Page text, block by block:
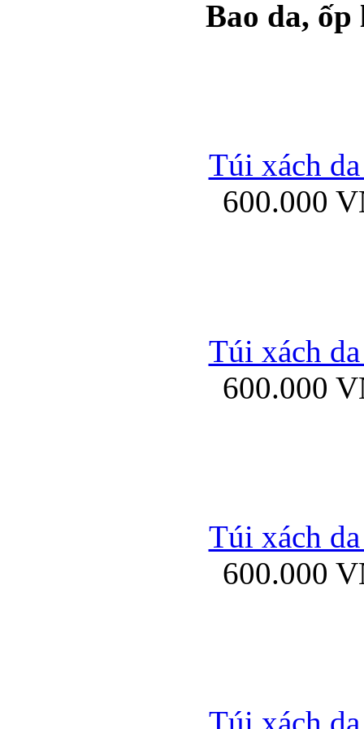
Ốp lưng silicon
Ốp lưng Samsung
Ốp lưng
Bao da,
Túi xách
600.000
Túi xách
600.000
Túi xách
600.000